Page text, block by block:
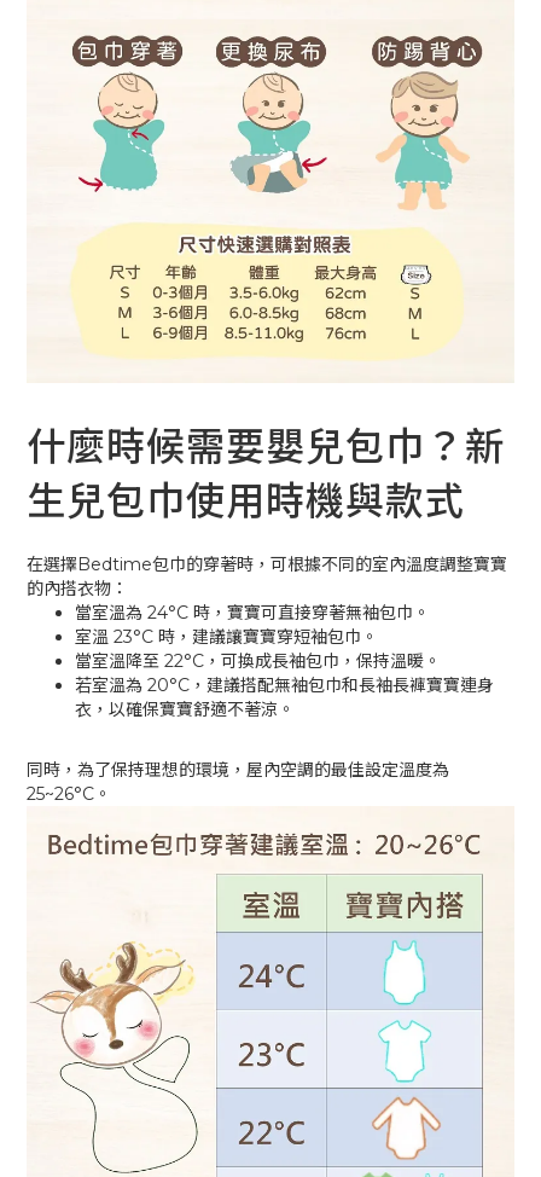
什麼時候需要嬰兒包巾？新
生兒包巾使用時機與款式
在選擇Bedtime包巾的穿著時，可根據不同的室內溫度調整寶寶
的內搭衣物：
當室溫為 24°C 時，寶寶可直接穿著無袖包巾。
室溫 23°C 時，建議讓寶寶穿短袖包巾。
當室溫降至 22°C，可換成長袖包巾，保持溫暖。
若室溫為 20°C，建議搭配無袖包巾和長袖長褲寶寶連身
衣，以確保寶寶舒適不著涼。
同時，為了保持理想的環境，屋內空調的最佳設定溫度為
25~26°C。